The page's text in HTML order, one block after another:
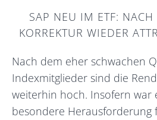
SAP NEU IM ETF: NACH
KORREKTUR WIEDER
Nach dem eher schwachen
Indexmitglieder sind die
weiterhin hoch. Insofern war
besondere Herausforderung